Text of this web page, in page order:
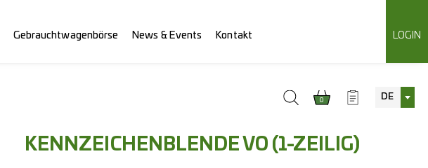
Gebrauchtwagenbörse News & Events Kontakt LOGIN
0 DE
KENNZEICHENBLENDE VO (1-ZEILIG)